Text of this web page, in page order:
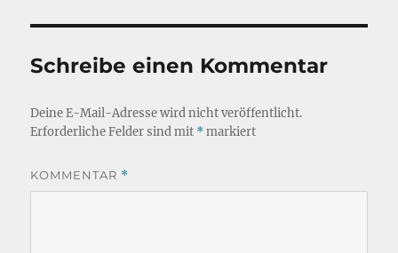
Schreibe einen Kommentar
Deine E-Mail-Adresse wird nicht veröffentlicht.
Erforderliche Felder sind mit *markiert
KOMMENTAR *